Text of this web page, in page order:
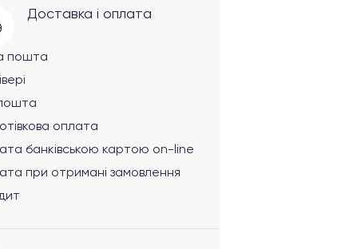
Доставка і оплата
пошта
оплата
банківською картою on-line
при отримані замовлення